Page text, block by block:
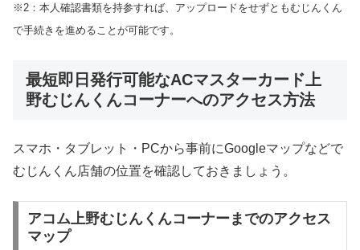
※2：本人確認書類を持参すれば、アップロードをせずともむじんくん
で手続きを進めることが可能です。
最短即日発行可能なACマスターカード上
野むじんくんコーナーへのアクセス方法
スマホ・タブレット・PCから事前にGoogleマップなどで
むじんくん店舗の位置を確認しておきましょう。
アコム上野むじんくんコーナーまでのアクセス
マップ